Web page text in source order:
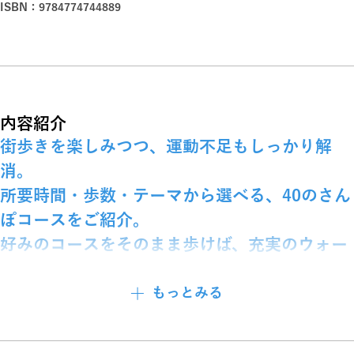
ISBN：9784774744889
内容紹介
街歩きを楽しみつつ、運動不足もしっかり解
消。
所要時間・歩数・テーマから選べる、40のさん
ぽコースをご紹介。
好みのコースをそのまま歩けば、充実のウォー
歩数別に3つのプランをご用意。
6,000歩までの＜ライトコース＞・8,000歩までの＜スタンドコ
もっとみる